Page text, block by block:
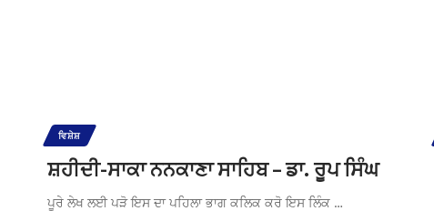
ਵਿਸ਼ੇਸ਼
ਸ਼ਹੀਦੀ-ਸਾਕਾ ਨਨਕਾਣਾ ਸਾਹਿਬ – ਡਾ. ਰੂਪ ਸਿੰਘ
ਪੂਰੇ ਲੇਖ ਲਈ ਪੜੋ ਇਸ ਦਾ ਪਹਿਲਾ ਭਾਗ ਕਲਿਕ ਕਰੋ ਇਸ ਲਿੰਕ …